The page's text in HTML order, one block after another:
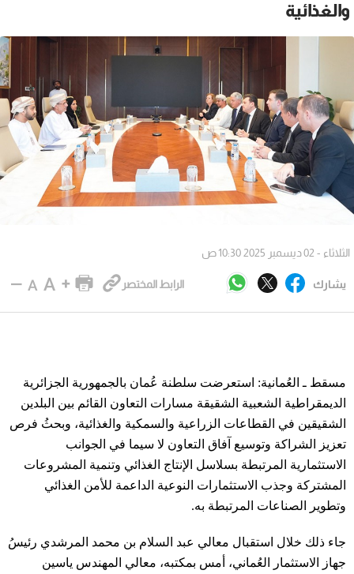
والغذائية
يشارك الرابط المختصر
الثلاثاء - 02 ديسمبر 2025 10:30 ص
مسقط ـ العُمانية: استعرضت سلطنة عُمان بالجمهورية الجزائرية
الديمقراطية الشعبية الشقيقة مسارات التعاون القائم بين البلدين
الشقيقين في القطاعات الزراعية والسمكية والغذائية، وبحثُ فرص
تعزيز الشراكة وتوسيع آفاق التعاون لا سيما في الجوانب
الاستثمارية المرتبطة بسلاسل الإنتاج الغذائي وتنمية المشروعات
المشتركة وجذب الاستثمارات النوعية الداعمة للأمن الغذائي
وتطوير الصناعات المرتبطة به.
جاء ذلك خلال استقبال معالي عبد السلام بن محمد المرشدي رئيسُ
جهاز الاستثمار العُماني، أمس بمكتبه، معالي المهندس ياسين